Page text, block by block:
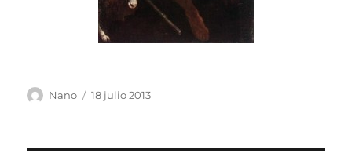
Autor
Nano
Publicado
18 julio 2013